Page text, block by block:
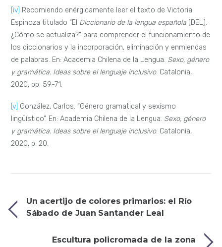
[iv] Recomiendo enérgicamente leer el texto de Victoria
Espinoza titulado “El Diccionario de la lengua española (DEL).
¿Cómo se actualiza?” para comprender el funcionamiento de
los diccionarios y la incorporación, eliminación y enmiendas
de palabras. En: Academia Chilena de la Lengua. Sexo, género
y gramática. Ideas sobre el lenguaje inclusivo. Catalonia,
2020, pp. 59-71.
[v] González, Carlos. “Género gramatical y sexismo
lingüístico”. En: Academia Chilena de la Lengua. Sexo, género
y gramática. Ideas sobre el lenguaje inclusivo. Catalonia,
2020, p. 20.
Un acertijo de colores primarios: el Río
Sábado de Juan Santander Leal
Escultura policromada de la zona